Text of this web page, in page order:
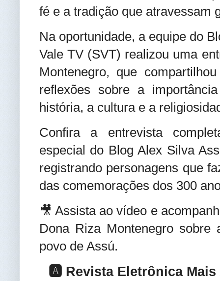
fé e a tradição que atravessam
Na oportunidade, a equipe do
Vale TV (SVT) realizou uma
Montenegro, que
reflexões sobre a
história, a cultura e a
Confira a entrevista
especial do Blog Alex Silva
registrando personagens que
das comemorações dos 300
🎥 Assista ao vídeo e
Dona Riza Montenegro
povo de Assú.
🅰️ Revista Eletrônica